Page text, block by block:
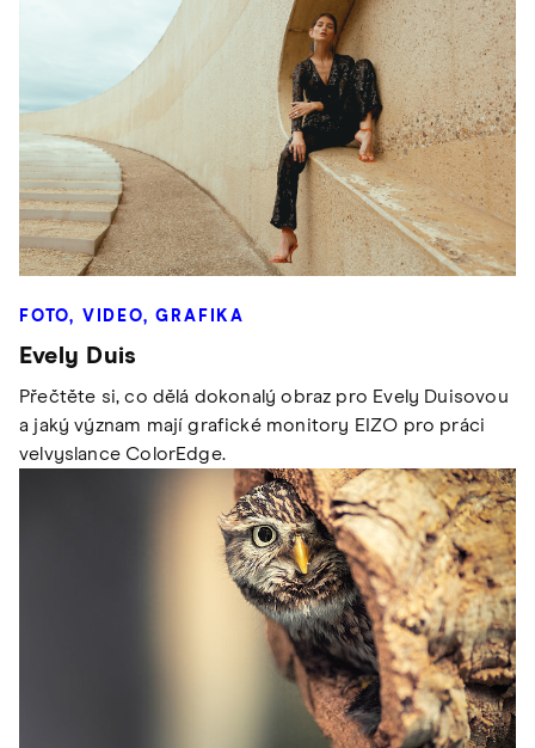
FOTO, VIDEO, GRAFIKA
Evely Duis
Přečtěte si, co dělá dokonalý obraz pro Evely Duisovou
a jaký význam mají grafické monitory EIZO pro práci
velvyslance ColorEdge.